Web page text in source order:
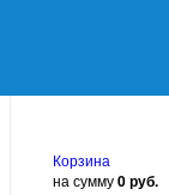
Корзина
на сумму0 руб.